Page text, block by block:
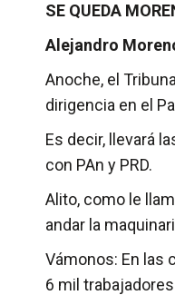
SE QUEDA
Alejandro
Anoche, el
dirigencia en el
Es decir, llevará
con PAn y PRD.
Alito, como le
andar la
Vámonos: En las
6 mil